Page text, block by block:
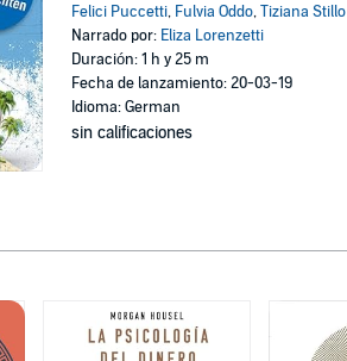
Felici Puccetti, Fulvia Oddo,Tiziana Stillo
Narrado por: Eliza Lorenzetti
Duración: 1 h y 25 m
Fecha de lanzamiento: 20-03-19
Idioma: German
sin calificaciones